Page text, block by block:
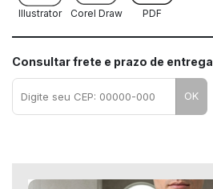
Illustrator Corel Draw PDF
Consultar frete e prazo de entrega
OK